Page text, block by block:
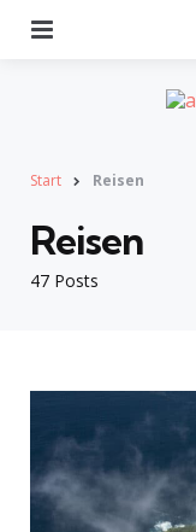
Start Reisen
47 Posts
Reisen